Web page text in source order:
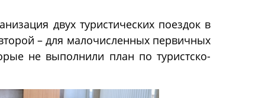
двух туристических поездок в
– для малочисленных первичных
не выполнили план по туристско-